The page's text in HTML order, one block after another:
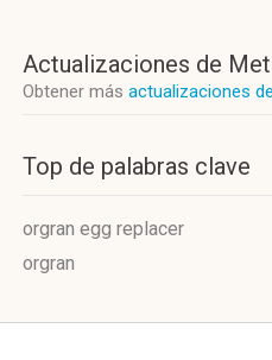
Actualizaciones de
Obtener más actualizaciones
Top de palabras clave
orgran egg replacer
orgran